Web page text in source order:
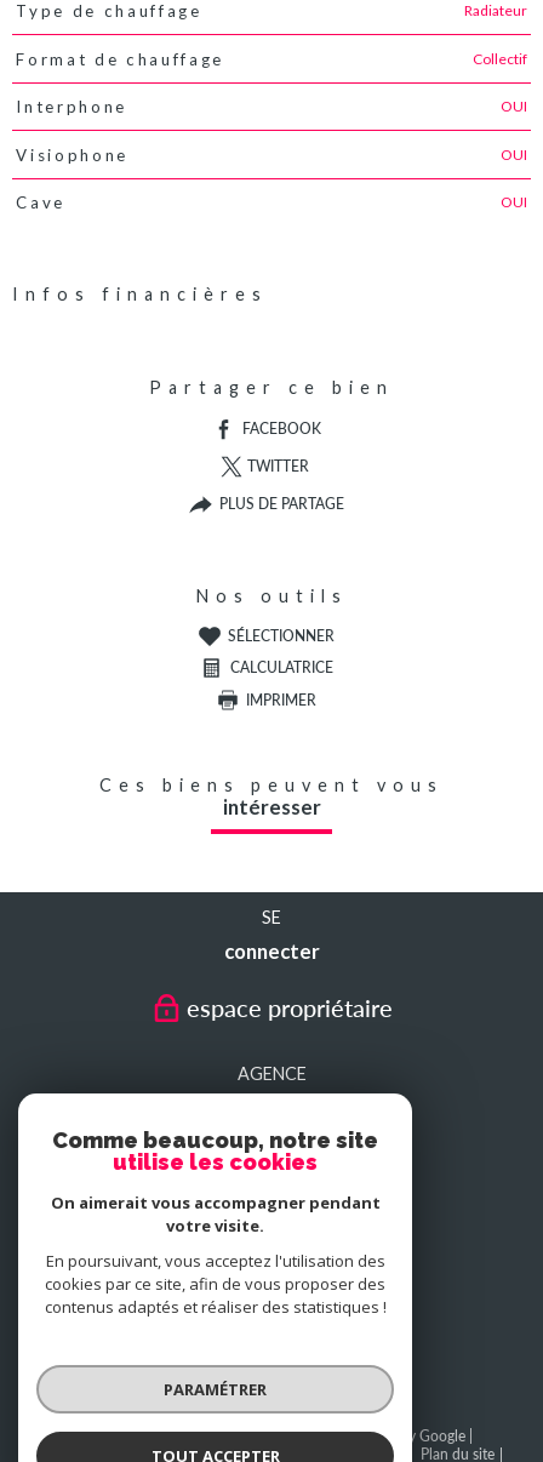
Type de chauffage Radiateur
Format de chauffage Collectif
Interphone OUI
Visiophone OUI
Cave OUI
Infos financières
Partager ce bien
FACEBOOK
TWITTER
PLUS DE PARTAGE
Nos outils
SÉLECTIONNER
CALCULATRICE
IMPRIMER
Ces biens peuvent vous
intéresser
SE
connecter
espace propriétaire
AGENCE
CHARLEVILLE-MEZIERES
NOUS
© 2026 | Tous droits réservés | Traduction powered by Google |
BAREME SEDAN
BAREME CHARLEVILLE-MEZIERES Plan du site
Comme beaucoup, notre site
utilise les cookies
On aimerait vous accompagner pendant
votre visite.
En poursuivant, vous acceptez l'utilisation des
cookies par ce site, afin de vous proposer des
contenus adaptés et réaliser des statistiques !
PARAMÉTRER
TOUT ACCEPTER